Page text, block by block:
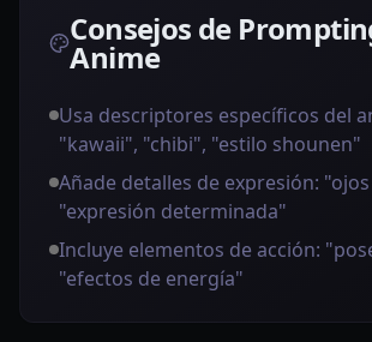
Consejos de
Anime
Usa descriptores específicos del
"kawaii", "chibi", "estilo shounen"
Añade detalles de expresión:
"expresión determinada"
Incluye elementos de acción:
"efectos de energía"